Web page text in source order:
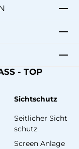
- TOP
Sichtschutz
Seitlicher Sicht
schutz
Screen Anlage